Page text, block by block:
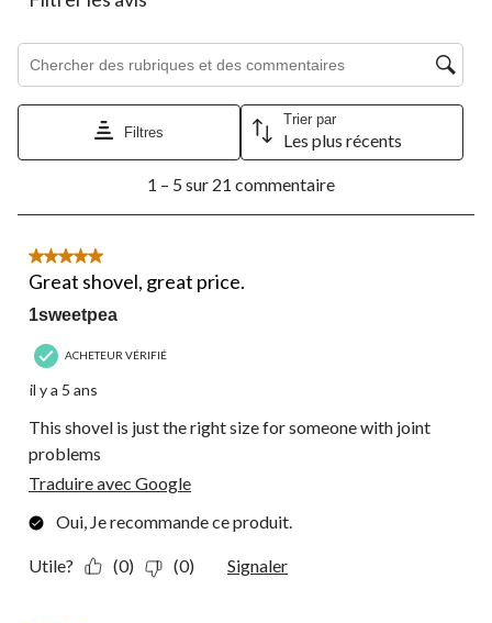
Zone de recherche de sujet et d'avis
Filtres
Trier par
Les plus récents
5
21
commentaire.
1 – 5 sur 21 commentaire
5 étoile(s) sur 5.
Great shovel, great price.
1sweetpea
ACHETEUR VÉRIFIÉ
il y a 5 ans
This shovel is just the right size for someone with joint
problems
Traduire avec Google
Oui, Je recommande ce produit.
Utile? (0) (0) Signaler